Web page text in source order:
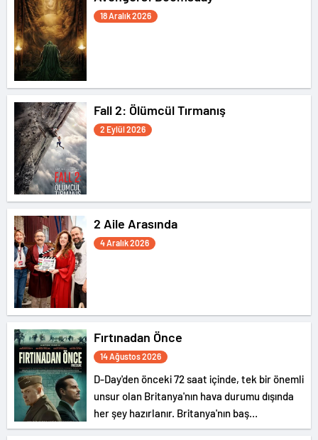
18 Aralık 2026
Fall 2: Ölümcül Tırmanış
2 Eylül 2026
2 Aile Arasında
4 Aralık 2026
Fırtınadan Önce
14 Ağustos 2026
D-Day'den önceki 72 saat içinde, tek bir önemli
unsur olan Britanya'nın hava durumu dışında
her şey hazırlanır. Britanya'nın baş
meteoroloğu James Stagg, tarihin en önemli